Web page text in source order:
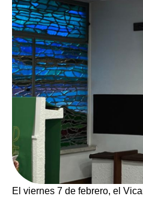
El viernes 7 de febrero, el